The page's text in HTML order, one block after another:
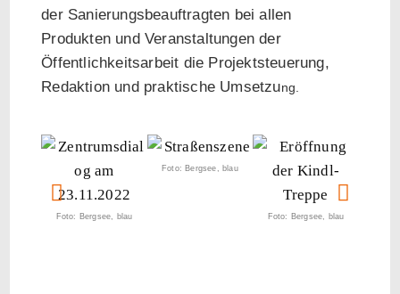
der Sanierungsbeauftragten bei allen
Produkten und Veranstaltungen der
Öffentlichkeitsarbeit die Projektsteuerung,
Redaktion und praktische Umsetzung.
Foto: Bergsee, blau
Foto: Bergsee, blau
Foto: Bergsee, blau